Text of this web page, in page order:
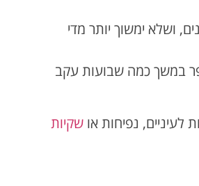
ושלא ימשוך יותר מדי
במשך כמה שבועות עקב
נפיחות או שקיות